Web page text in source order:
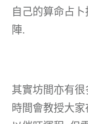
自己的算命占
陣.
其實坊間亦有
時間會教授大